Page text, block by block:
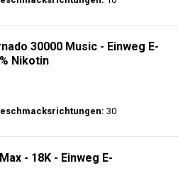
10
30000 Music - Einweg E-
Nikotin
30
- 18K - Einweg E-